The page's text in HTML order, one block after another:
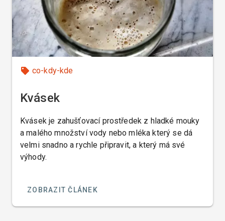
co-kdy-kde
Kvásek
Kvásek je zahušťovací prostředek z hladké mouky
a malého množství vody nebo mléka který se dá
velmi snadno a rychle připravit, a který má své
výhody.
ZOBRAZIT ČLÁNEK